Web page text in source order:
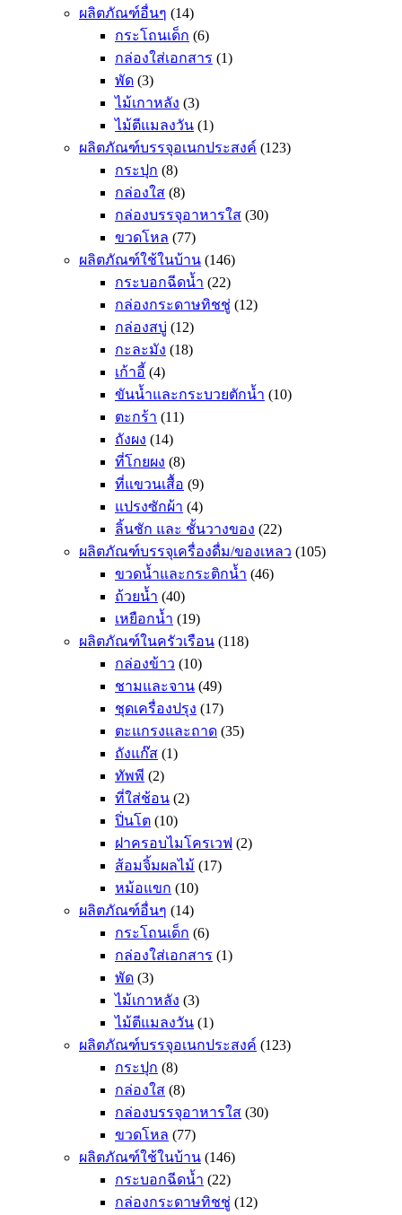
ผลิตภัณฑ์อื่นๆ (14)
กระโถนเด็ก (6)
กล่องใส่เอกสาร (1)
พัด (3)
ไม้เกาหลัง (3)
ไม้ตีแมลงวัน (1)
ผลิตภัณฑ์บรรจุอเนกประสงค์ (123)
กระปุก (8)
กล่องใส (8)
กล่องบรรจุอาหารใส (30)
ขวดโหล (77)
ผลิตภัณฑ์ใช้ในบ้าน (146)
กระบอกฉีดน้ำ (22)
กล่องกระดาษทิชชู่ (12)
กล่องสบู่ (12)
กะละมัง (18)
เก้าอี้ (4)
ขันน้ำและกระบวยตักน้ำ (10)
ตะกร้า (11)
ถังผง (14)
ที่โกยผง (8)
ที่แขวนเสื้อ (9)
แปรงซักผ้า (4)
ลิ้นชัก และ ชั้นวางของ (22)
ผลิตภัณฑ์บรรจุเครื่องดื่ม/ของเหลว (105)
ขวดน้ำและกระติกน้ำ (46)
ถ้วยน้ำ (40)
เหยือกน้ำ (19)
ผลิตภัณฑ์ในครัวเรือน (118)
กล่องข้าว (10)
ชามและจาน (49)
ชุดเครื่องปรุง (17)
ตะแกรงและถาด (35)
ถังแก๊ส (1)
ทัพพี (2)
ที่ใส่ช้อน (2)
ปิ่นโต (10)
ฝาครอบไมโครเวฟ (2)
ส้อมจิ้มผลไม้ (17)
หม้อแขก (10)
ผลิตภัณฑ์อื่นๆ (14)
กระโถนเด็ก (6)
กล่องใส่เอกสาร (1)
พัด (3)
ไม้เกาหลัง (3)
ไม้ตีแมลงวัน (1)
ผลิตภัณฑ์บรรจุอเนกประสงค์ (123)
กระปุก (8)
กล่องใส (8)
กล่องบรรจุอาหารใส (30)
ขวดโหล (77)
ผลิตภัณฑ์ใช้ในบ้าน (146)
กระบอกฉีดน้ำ (22)
กล่องกระดาษทิชชู่ (12)